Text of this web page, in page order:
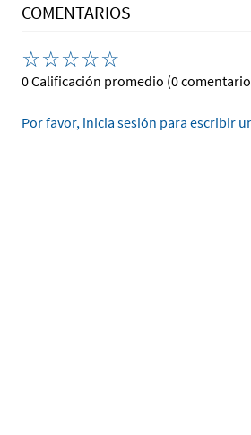
COMENTARIOS
☆☆☆☆☆
0 Calificación promedio (0
Por favor, inicia sesión para escribir